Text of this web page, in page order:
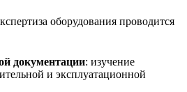
оборудования проводится
документации: изучение
и эксплуатационной